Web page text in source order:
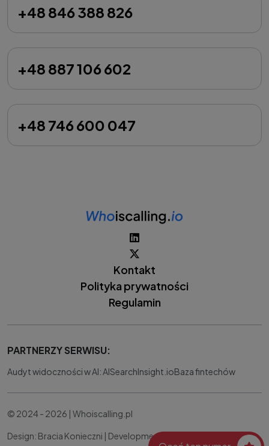
+48 846 388 826
+48 887 106 602
+48 746 600 047
Kontakt
Polityka prywatności
Regulamin
PARTNERZY SERWISU:
Audyt widoczności w AI: AISearchInsight.ioBaza fintechów
© 2024 - 2026 | Whoiscalling.pl
Design: Bracia Konieczni | Development: